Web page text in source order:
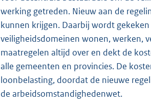
werking getreden. Nieuw aan de
kunnen krijgen. Daarbij wordt
veiligheidsdomeinen wonen, werken,
maatregelen altijd over en dekt de
alle gemeenten en provincies. De
loonbelasting, doordat de nieuwe
de arbeidsomstandighedenwet.